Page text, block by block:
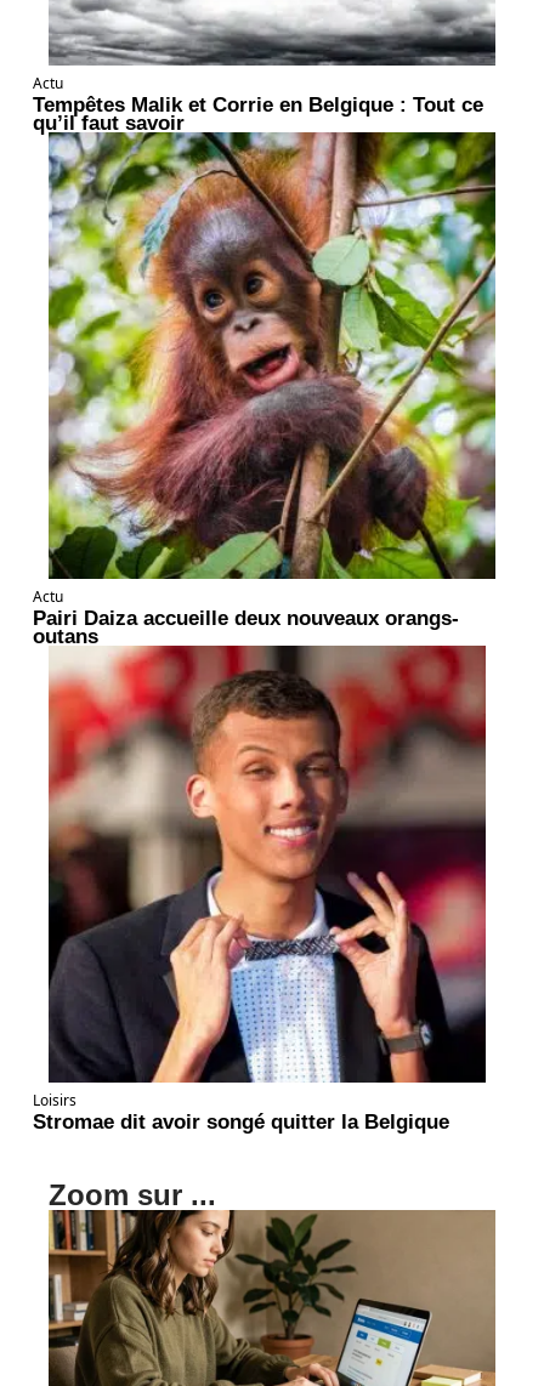
Actu
Tempêtes Malik et Corrie en Belgique : Tout ce
qu’il faut savoir
Actu
Pairi Daiza accueille deux nouveaux orangs-
outans
Loisirs
Stromae dit avoir songé quitter la Belgique
Zoom sur ...